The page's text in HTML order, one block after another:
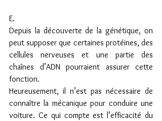
E.
Depuis la découverte de la génétique, on
peut supposer que certaines protéines, des
cellules nerveuses et une partie des
chaînes d’ADN pourraient assurer cette
fonction.
Heureusement, il n’est pas nécessaire de
connaître la mécanique pour conduire une
voiture. Ce qui compte est l’efficacité du